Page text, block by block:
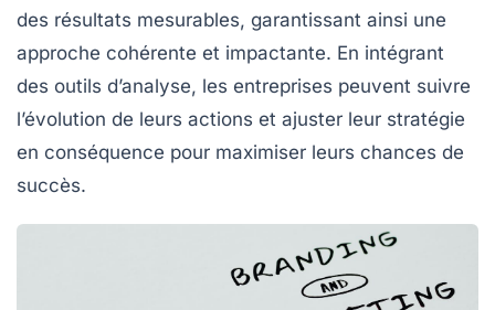
des résultats mesurables, garantissant ainsi une
approche cohérente et impactante. En intégrant
des outils d’analyse, les entreprises peuvent suivre
l’évolution de leurs actions et ajuster leur stratégie
en conséquence pour maximiser leurs chances de
succès.